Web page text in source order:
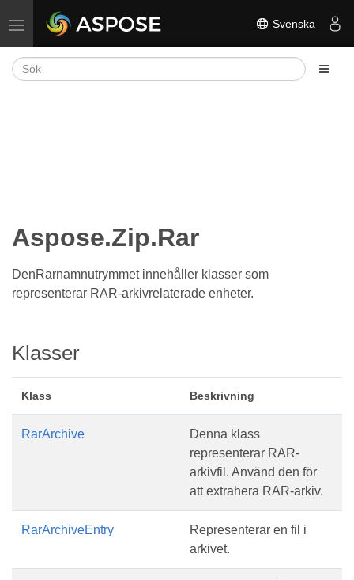
Växla navigering Svenska
Aspose.Zip.Rar
DenRarnamnutrymmet innehåller klasser som
representerar RAR-arkivrelaterade enheter.
Klasser
Klass Beskrivning
RarArchive
Denna klass
representerar RAR-
arkivfil. Använd den för
att extrahera RAR-arkiv.
RarArchiveEntry
Representerar en fil i
arkivet.